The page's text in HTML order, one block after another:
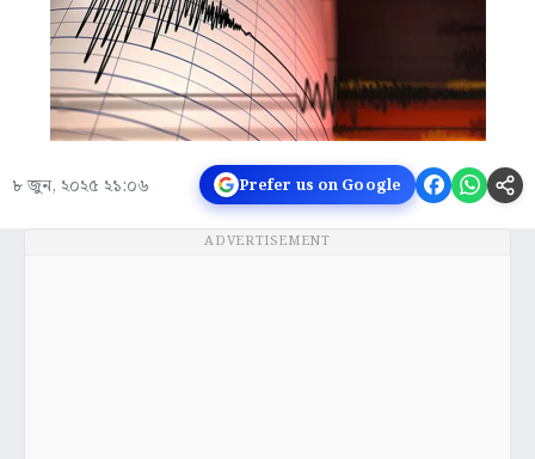
৮ জুন, ২০২৫ ২১:০৬ Prefer us on Google
ADVERTISEMENT